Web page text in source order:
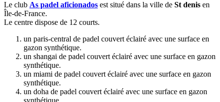
Le club As padel aficionados est situé dans la ville de St denis en
Île-de-France.
Le centre dispose de 12 courts.
un paris-central de padel couvert éclairé avec une surface en
gazon synthétique.
un shangai de padel couvert éclairé avec une surface en gazon
synthétique.
un miami de padel couvert éclairé avec une surface en gazon
synthétique.
un doha de padel couvert éclairé avec une surface en gazon
synthétique.